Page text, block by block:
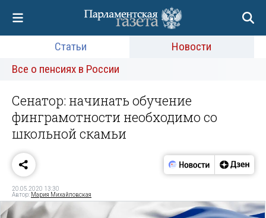
Статьи
Новости
Все о пенсиях в России
Сенатор: начинать обучение
финграмотности необходимо со
школьной скамьи
20.05.2020 13:30
Автор: Мария Михайловская